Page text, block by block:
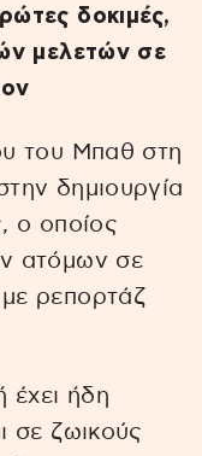
δοκιμές,
μελετών σε
του Μπαθ στη
δημιουργία
ο οποίος
ατόμων σε
ρεπορτάζ
έχει ήδη
σε ζωικούς